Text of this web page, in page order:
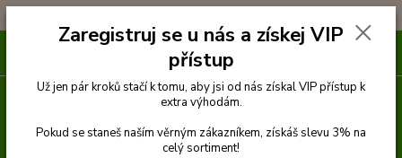
Zaregistruj se u nás a získej VIP
přístup
Už jen pár kroků stačí k tomu, aby jsi od nás získal VIP přístup k
extra výhodám.
Pokud se staneš naším věrným zákazníkem, získáš slevu 3% na
celý sortiment!